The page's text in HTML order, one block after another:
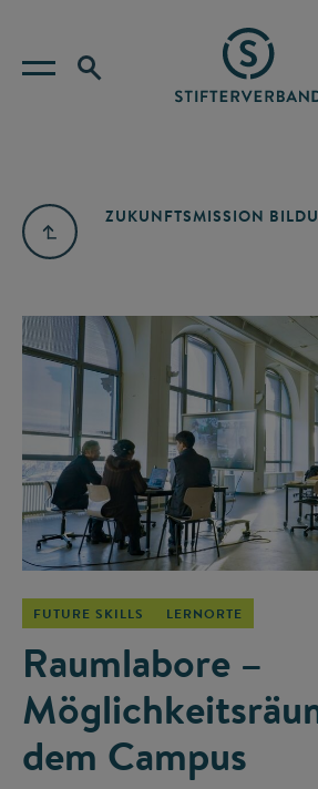
ZUKUNFTSMISSION
FUTURE SKILLS LERNORTE
Raumlabore –
dem Campus